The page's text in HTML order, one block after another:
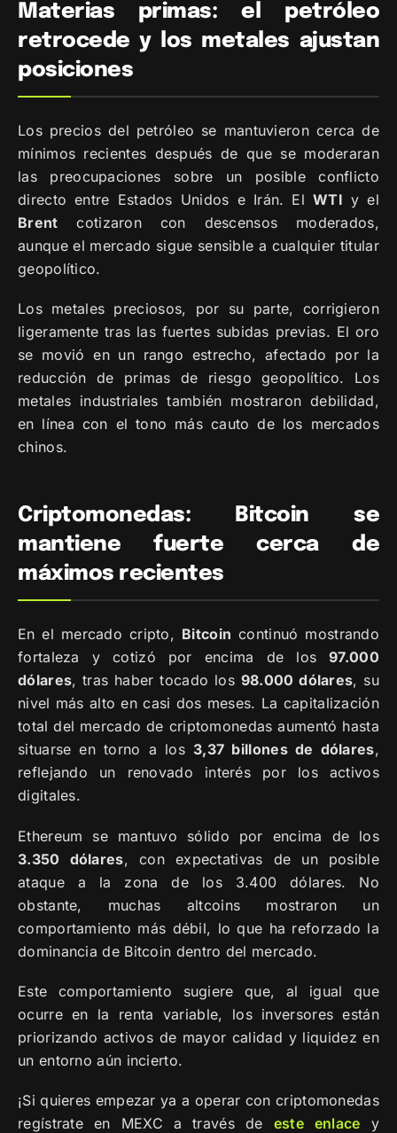
Materias primas: el petróleo
retrocede y los metales ajustan
posiciones
Los precios del petróleo se mantuvieron cerca de
mínimos recientes después de que se moderaran
las preocupaciones sobre un posible conflicto
directo entre Estados Unidos e Irán. ElWTI y el
Brent cotizaron con descensos moderados,
aunque el mercado sigue sensible a cualquier titular
geopolítico.
Los metales preciosos, por su parte, corrigieron
ligeramente tras las fuertes subidas previas. El oro
se movió en un rango estrecho, afectado por la
reducción de primas de riesgo geopolítico. Los
metales industriales también mostraron debilidad,
en línea con el tono más cauto de los mercados
chinos.
Criptomonedas: Bitcoin se
mantiene fuerte cerca de
máximos recientes
En el mercado cripto, Bitcoin continuó mostrando
fortaleza y cotizó por encima de los97.000
dólares, tras haber tocado los 98.000 dólares, su
nivel más alto en casi dos meses. La capitalización
total del mercado de criptomonedas aumentó hasta
situarse en torno a los 3,37 billones de dólares,
reflejando un renovado interés por los activos
digitales.
Ethereum se mantuvo sólido por encima de los
3.350 dólares, con expectativas de un posible
ataque a la zona de los 3.400 dólares. No
obstante, muchas altcoins mostraron un
comportamiento más débil, lo que ha reforzado la
dominancia de Bitcoin dentro del mercado.
Este comportamiento sugiere que, al igual que
ocurre en la renta variable, los inversores están
priorizando activos de mayor calidad y liquidez en
un entorno aún incierto.
¡Si quieres empezar ya a operar con criptomonedas
regístrate en MEXC a través de este enlace y